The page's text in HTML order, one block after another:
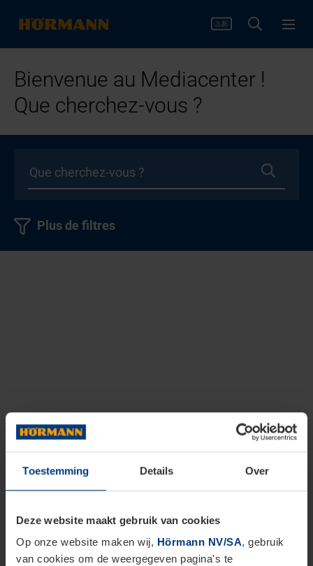
Toestemming Details Over
Deze website maakt gebruik van cookies
Op onze website maken wij, Hörmann NV/SA, gebruik
van cookies om de weergegeven pagina's te
Bienvenue au Mediacenter !
Que cherchez-vous ?
Plus de filtres